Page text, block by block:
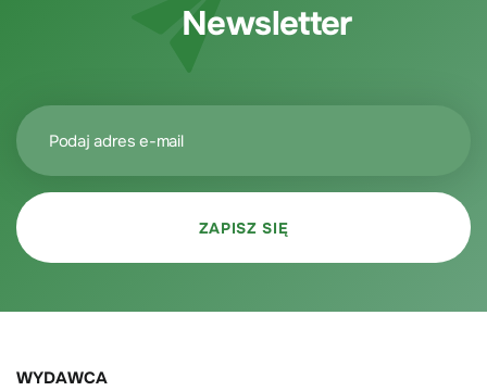
Newsletter
WYDAWCA